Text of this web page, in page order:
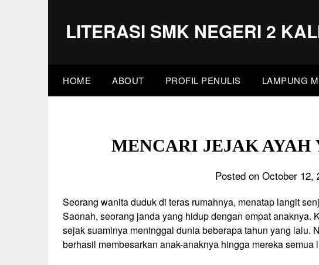
LITERASI SMK NEGERI 2
HOME ABOUT PROFIL PENULIS LAMPUNG
MENCARI JEJAK AYAH
Posted on October 12,
Seorang wanita duduk di teras rumahnya, menatap langit
Saonah, seorang janda yang hidup dengan empat anaknya.
sejak suaminya meninggal dunia beberapa tahun yang lalu.
berhasil membesarkan anak-anaknya hingga mereka semua